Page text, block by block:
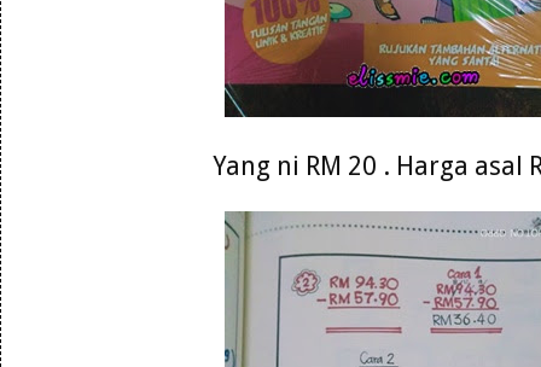
Yang ni RM 20 . Harga asal